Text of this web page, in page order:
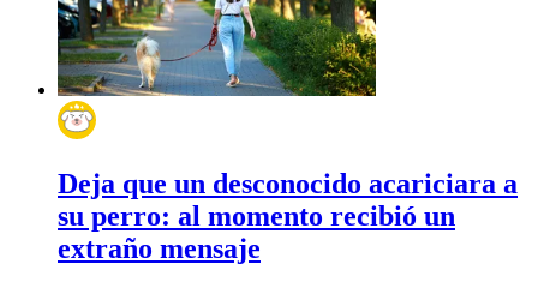
Deja que un desconocido acariciara a
su perro: al momento recibió un
extraño mensaje